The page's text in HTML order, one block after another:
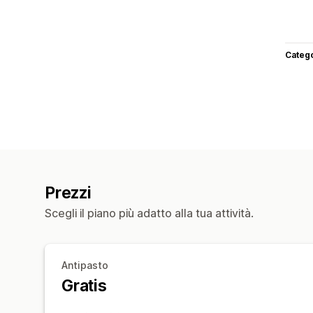
Prezzi
Scegli il piano più adatto alla tua attività.
Antipasto
Gratis